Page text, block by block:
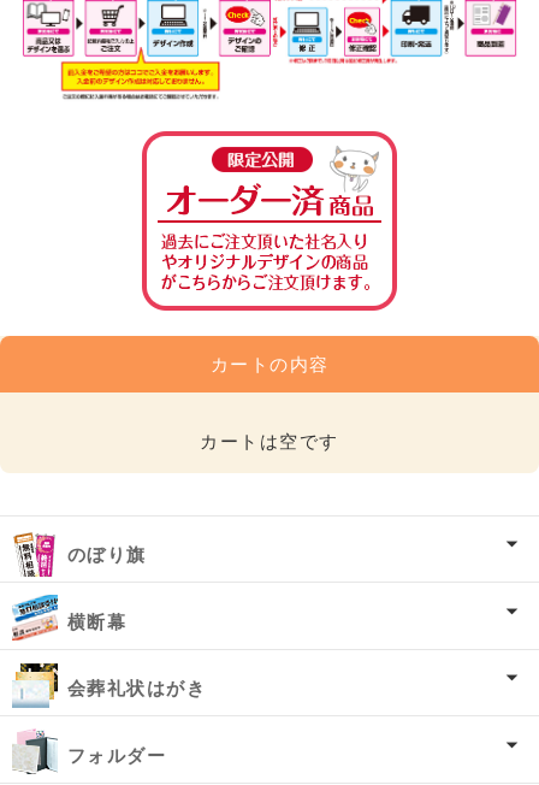
カートの内容
カートは空です
のぼり旗
横断幕
会葬礼状はがき
フォルダー